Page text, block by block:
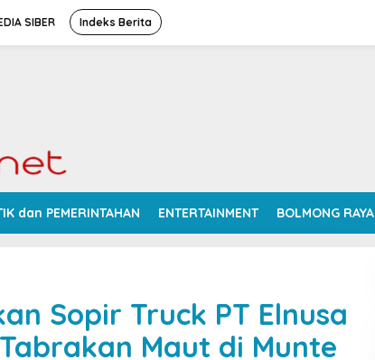
SIBER Indeks Berita
dan PEMERINTAHAN ENTERTAINMENT BOLMONG RAYA
Sopir Truck PT Elnusa
Maut di Munte